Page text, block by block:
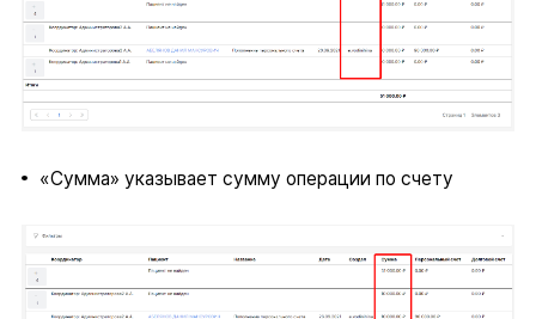
«Сумма» указывает сумму операции по счету